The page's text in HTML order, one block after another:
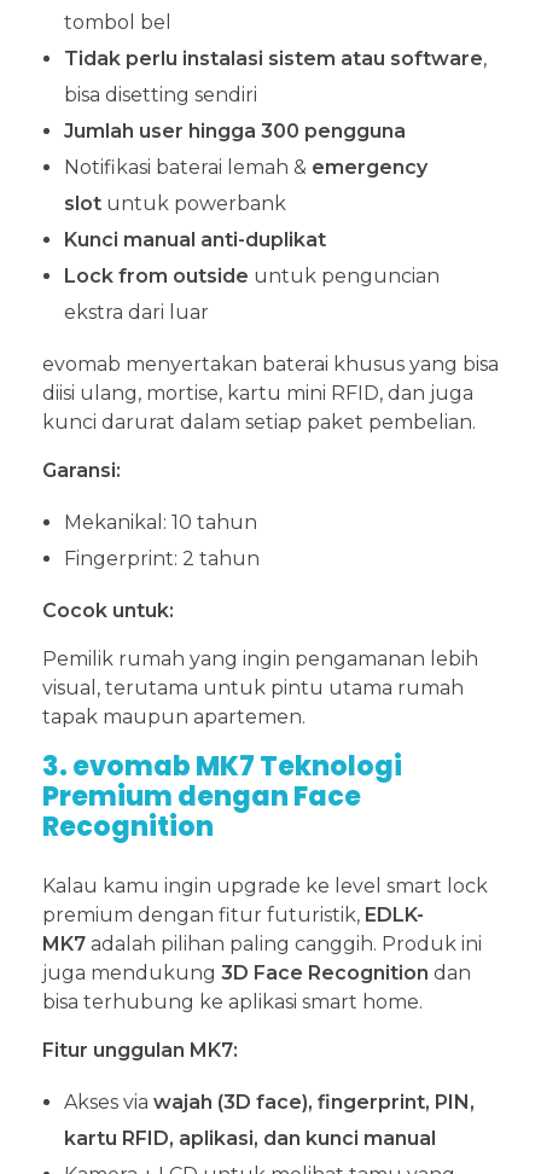
tombol bel
Tidak perlu instalasi sistem atau software,
bisa disetting sendiri
Jumlah user hingga 300 pengguna
Notifikasi baterai lemah & emergency
slotuntuk powerbank
Kunci manual anti-duplikat
Lock from outside untuk penguncian
ekstra dari luar
evomab menyertakan baterai khusus yang bisa
diisi ulang, mortise, kartu mini RFID, dan juga
kunci darurat dalam setiap paket pembelian.
Garansi:
Mekanikal: 10 tahun
Fingerprint: 2 tahun
Cocok untuk:
Pemilik rumah yang ingin pengamanan lebih
visual, terutama untuk pintu utama rumah
tapak maupun apartemen.
3. evomab MK7 Teknologi
Premium dengan Face
Recognition
Kalau kamu ingin upgrade ke level smart lock
premium dengan fitur futuristik, EDLK-
MK7 adalah pilihan paling canggih. Produk ini
juga mendukung 3D Face Recognition dan
bisa terhubung ke aplikasi smart home.
Fitur unggulan MK7:
Akses via wajah (3D face), fingerprint, PIN,
kartu RFID, aplikasi, dan kunci manual